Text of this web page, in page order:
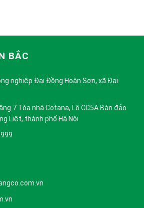
BẮC
nghiệp Đại Đồng Hoàn Sơn, xã Đại
7 Tòa nhà Cotana, Lô CC5A Bán đảo
Liệt, thành phố Hà Nội